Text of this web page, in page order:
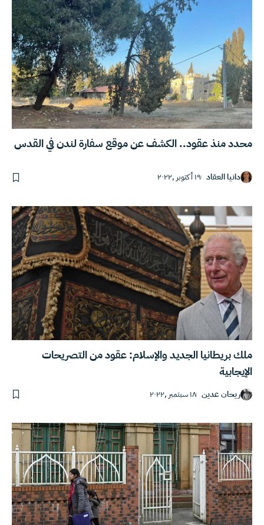
محدد منذ عقود.. الكشف عن موقع سفارة لندن في القدس
دانيا العقاد ١٩ أكتوبر ,٢٠٢٢
ملك بريطانيا الجديد والإسلام: عقود من التصريحات
الإيجابية
ريحان عدين ١٨ سبتمبر ,٢٠٢٢